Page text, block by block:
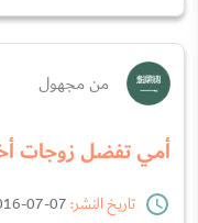
من مجهول
أمي تفضل زوجات
تاريخ النشر: